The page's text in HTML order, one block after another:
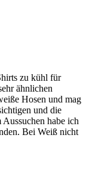
zu kühl für
ähnlichen
Hosen und mag
und die
Aussuchen habe ich
Bei Weiß nicht